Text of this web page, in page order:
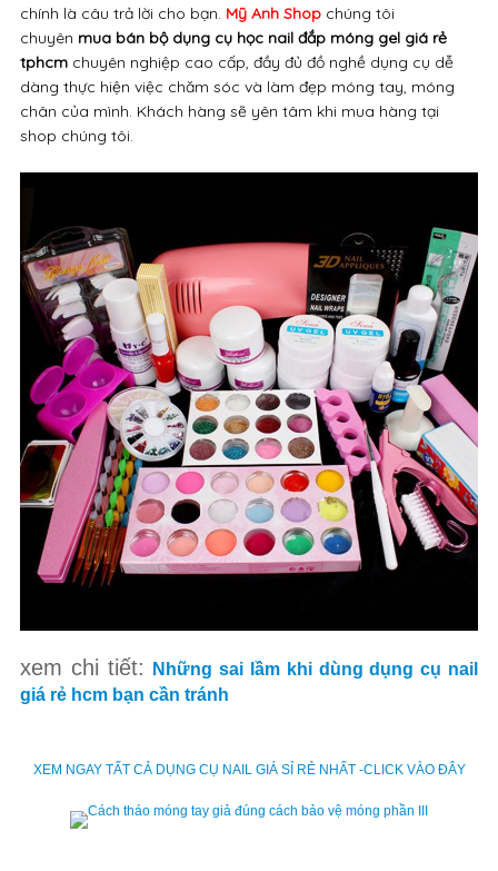
chính là câu trả lời cho bạn. Mỹ Anh Shopchúng tôi
chuyên mua bán bộ dụng cụ học nail đắp móng gel giá rẻ
tphcmchuyên nghiệp cao cấp, đầy đủ đồ nghề dụng cụ dễ
dàng thực hiện việc chăm sóc và làm đẹp móng tay, móng
chân của mình. Khách hàng sẽ yên tâm khi mua hàng tại
shop chúng tôi.
xem chi tiết:
Những sai lầm khi dùng dụng cụ nail
giá rẻ hcm bạn cần tránh
XEM NGAY TẤT CẢ DỤNG CỤ NAIL GIÁ SỈ RẺ NHẤT -CLICK VÀO ĐÂY